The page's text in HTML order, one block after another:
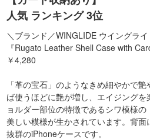
人気 ランキング 3位
＼ブランド／WINGLIDE ウイングライ
『Rugato Leather Shell Case with
￥4,280
「革の宝石」のようなきめ細やかで
ば使うほどに艶が増し、エイジング
ョルダー部位の特徴であるシワ模様の
美しい模様が生かされています。背
抜群のiPhoneケースです。